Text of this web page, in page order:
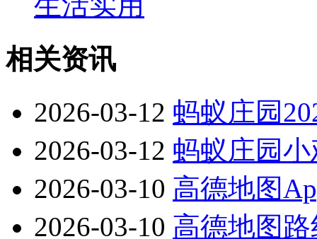
相关资讯
2026-03-12 蚂蚁庄园
2026-03-12 蚂蚁庄园
2026-03-10 高德地图
2026-03-10 高德地图